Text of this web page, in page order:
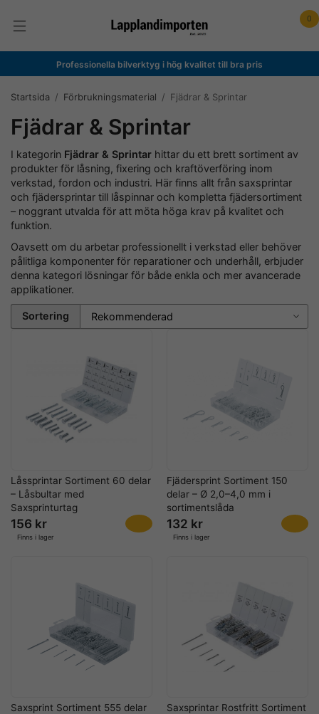
0
Professionella bilverktyg i hög kvalitet till bra pris
Startsida / Förbrukningsmaterial / Fjädrar & Sprintar
Fjädrar & Sprintar
I kategorin Fjädrar & Sprintar hittar du ett brett sortiment av
produkter för låsning, fixering och kraftöverföring inom
verkstad, fordon och industri. Här finns allt från saxsprintar
och fjädersprintar till låspinnar och kompletta fjädersortiment
– noggrant utvalda för att möta höga krav på kvalitet och
funktion.
Oavsett om du arbetar professionellt i verkstad eller behöver
pålitliga komponenter för reparationer och underhåll, erbjuder
denna kategori lösningar för både enkla och mer avancerade
applikationer.
Sortering
Låssprintar Sortiment 60 delar
– Låsbultar med
Saxsprinturtag
156 kr
Finns i lager
Fjädersprint Sortiment 150
delar – Ø 2,0–4,0 mm i
sortimentslåda
132 kr
Finns i lager
Saxsprint Sortiment 555 delar
Saxsprintar Rostfritt Sortiment